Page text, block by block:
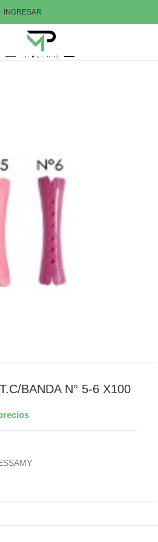
INGRESAR
BANDA N° 5-6 X100